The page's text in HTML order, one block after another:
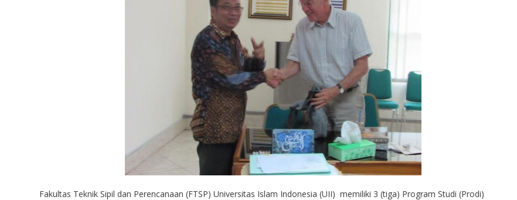
Fakultas Teknik Sipil dan Perencanaan (FTSP) Universitas Islam Indonesia (UII) memiliki 3 (tiga) Program Studi (Prodi)